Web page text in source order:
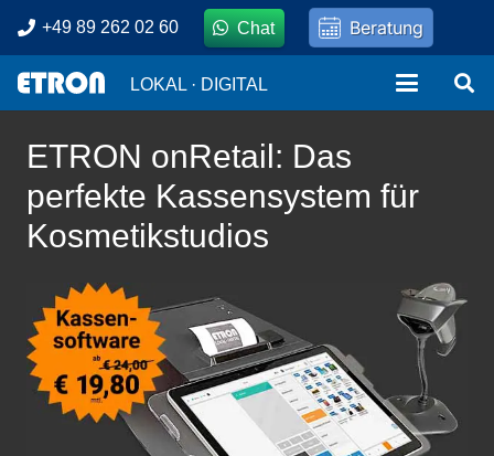
+49 89 262 02 60 Chat Beratung
LOKAL · DIGITAL
ETRON onRetail: Das
perfekte Kassensystem für
Kosmetikstudios